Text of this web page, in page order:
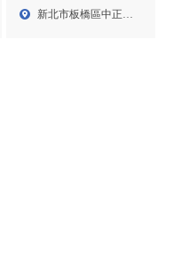
百貨,新莊嬰兒用品,新莊
新北市板橋區中正路